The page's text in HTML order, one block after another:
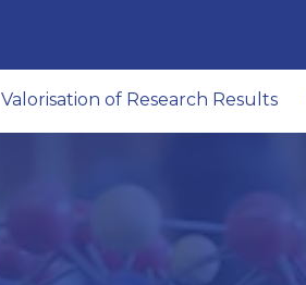
Valorisation of Research Results